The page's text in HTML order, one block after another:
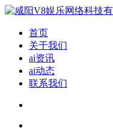
首页
关于我们
ai资讯
ai动态
联系我们